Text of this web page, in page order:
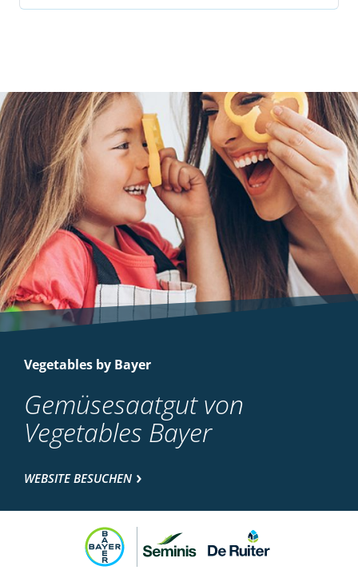
Vegetables by Bayer
Gemüsesaatgut von
Vegetables Bayer
WEBSITE BESUCHEN